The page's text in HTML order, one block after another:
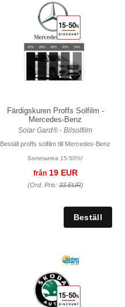
Färdigskuren Proffs Solfilm -
Mercedes-Benz
Solar Gard® - Bilsolfilm
Beställ proffs solfilm till Mercedes-Benz
Sommarrea 15-50%!
från19 EUR
(Ord. Pris:33 EUR)